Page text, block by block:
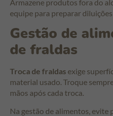
Armazene produtos fora do
equipe para preparar
Gestão de
de fraldas
Troca de fraldas exige
material usado. Troque
mãos após cada troca.
Na gestão de alimentos, evite